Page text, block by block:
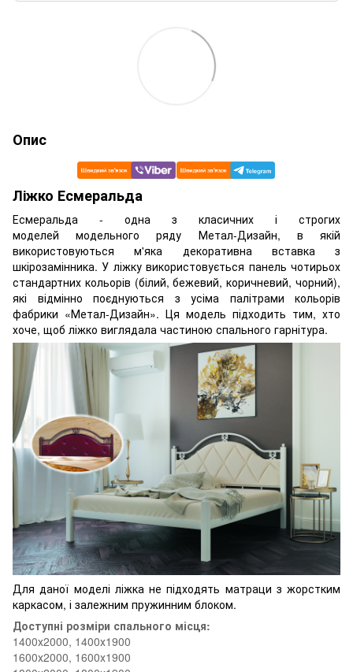
Опис
Ліжко Есмеральда
Есмеральда - одна з класичних і строгих
моделей модельного ряду Метал-Дизайн, в якій
використовуються м'яка декоративна вставка з
шкірозамінника. У ліжку використовується панель чотирьох
стандартних кольорів (білий, бежевий, коричневий, чорний),
які відмінно поєднуються з усіма палітрами кольорів
фабрики «Метал-Дизайн». Ця модель підходить тим, хто
хоче, щоб ліжко виглядала частиною спального гарнітура.
Для даної моделі ліжка не підходять матраци з жорстким
каркасом, і залежним пружинним блоком.
Доступні розміри спального місця:
1400х2000, 1400х1900
1600х2000, 1600х1900